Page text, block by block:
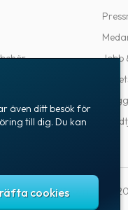
Jobb
Blogg
Copyright ©
även ditt besök för
till dig. Du kan